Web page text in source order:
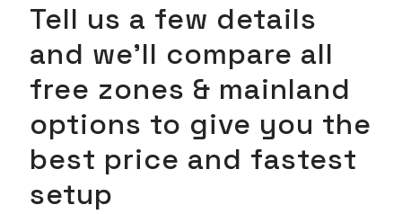
Tell us a few details
and we’ll compare all
free zones & mainland
options to give you the
best price and fastest
setup